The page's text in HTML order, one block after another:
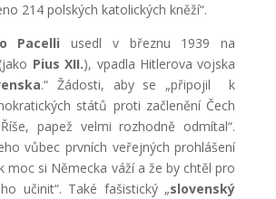
214 polských katolických kněží“.
Pacelliusedl v březnu 1939 na
Pius XII.), vpadla Hitlerova vojska
.“ Žádosti, aby se „připojil k
států proti začlenění Čech
papež velmi rozhodně odmítal“.
vůbec prvních veřejných prohlášení
moc si Německa váží a že by chtěl pro
učinit“. Také fašistický „slovenský